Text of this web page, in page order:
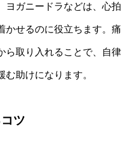
ヨガニードラなどは、心拍
かせるのに役立ちます。痛
ら取り入れることで、自律
助けになります。
ツ